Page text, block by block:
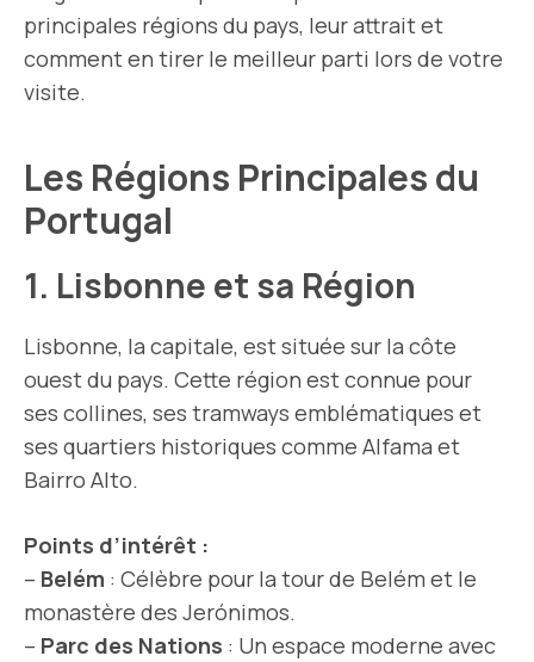
principales régions du pays, leur attrait et
comment en tirer le meilleur parti lors de votre
visite.
Les Régions Principales du
Portugal
1. Lisbonne et sa Région
Lisbonne, la capitale, est située sur la côte
ouest du pays. Cette région est connue pour
ses collines, ses tramways emblématiques et
ses quartiers historiques comme Alfama et
Bairro Alto.
Points d’intérêt :
– Belém : Célèbre pour la tour de Belém et le
monastère des Jerónimos.
– Parc des Nations : Un espace moderne avec